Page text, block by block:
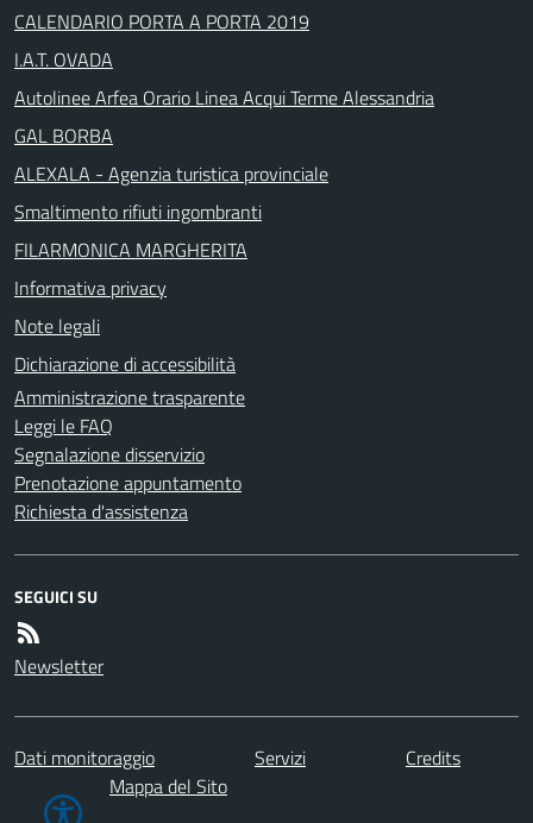
CALENDARIO PORTA A PORTA 2019
I.A.T. OVADA
Autolinee Arfea Orario Linea Acqui Terme Alessandria
GAL BORBA
ALEXALA - Agenzia turistica provinciale
Smaltimento rifiuti ingombranti
FILARMONICA MARGHERITA
Informativa privacy
Note legali
Dichiarazione di accessibilità
Amministrazione trasparente
Leggi le FAQ
Segnalazione disservizio
Prenotazione appuntamento
Richiesta d'assistenza
SEGUICI SU
Newsletter
Dati monitoraggio Servizi
Credits
Mappa del Sito